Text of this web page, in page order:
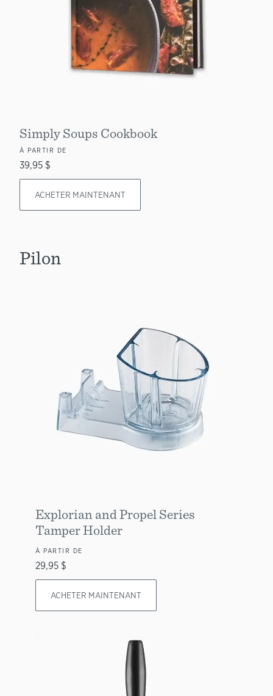
Simply Soups Cookbook
À PARTIR DE
39,95 $
ACHETER MAINTENANT
Pilon
Explorian and Propel Series
Tamper Holder
À PARTIR DE
29,95 $
ACHETER MAINTENANT